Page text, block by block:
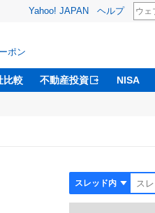
Yahoo! JAPAN ヘルプ
ポン
比較 不動産投資 NISA